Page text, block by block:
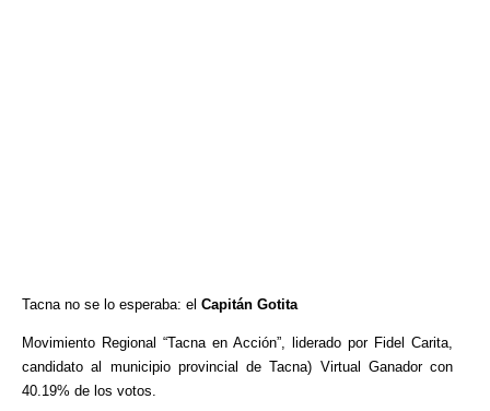
Tacna no se lo esperaba: el Capitán Gotita
Movimiento Regional “Tacna en Acción”, liderado por Fidel Carita,
candidato al municipio provincial de Tacna) Virtual Ganador con
40.19% de los votos.